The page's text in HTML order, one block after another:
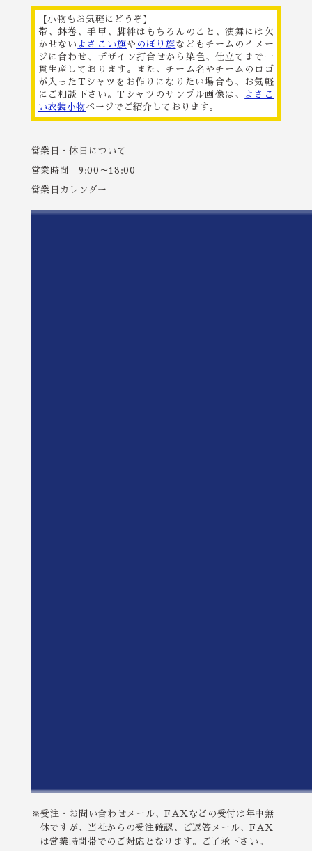
【小物もお気軽にどうぞ】
帯、鉢巻、手甲、脚絆はもちろんのこと、演舞には欠
かせない よさこい旗や のぼり旗などもチームのイメー
ジに合わせ、デザイン打合せから染色、仕立てまで一
貫生産しております。また、チーム名やチームのロゴ
が入ったTシャツをお作りになりたい場合も、お気軽
にご相談下さい。Tシャツのサンプル画像は、
よさこ
い衣装小物ページでご紹介しております。
営業日・休日について
営業時間 9:00～18:00
営業日カレンダー
※受注・お問い合わせメール、FAXなどの受付は年中無
休ですが、当社からの受注確認、ご返答メール、FAX
は営業時間帯でのご対応となります。ご了承下さい。